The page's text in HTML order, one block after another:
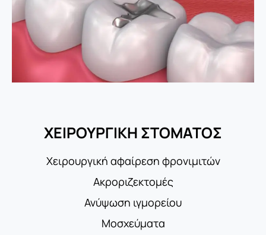
ΧΕΙΡΟΥΡΓΙΚΗ ΣΤΟΜΑΤΟΣ
Χειρουργική αφαίρεση φρονιμιτών
Ακροριζεκτομές
Ανύψωση ιγμορείου
Μοσχεύματα